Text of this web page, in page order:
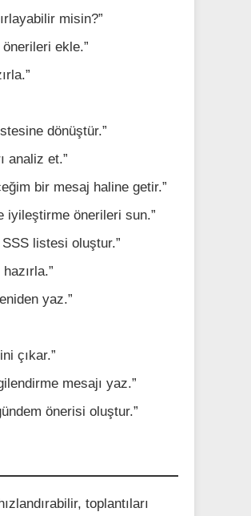
misin?”
ekle.”
dönüştür.”
analiz et.”
bir mesaj haline getir.”
iyileştirme önerileri sun.”
listesi oluştur.”
yaz.”
çıkar.”
mesajı yaz.”
önerisi oluştur.”
toplantıları